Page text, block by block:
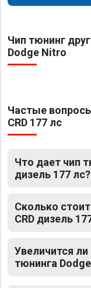
Чип тюнинг
Dodge Nitro
Частые
CRD 177 лс
Что дает чип
дизель 177 лс?
Сколько
CRD дизель
Увеличится
тюнинга